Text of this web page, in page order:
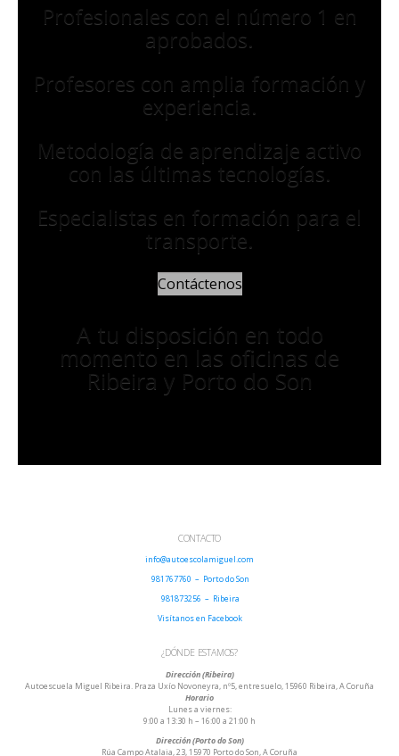
Profesionales con el número 1 en
aprobados.
Profesores con amplia formación y
experiencia.
Metodología de aprendizaje activo
con las últimas tecnologías.
Especialistas en formación para el
transporte.
Contáctenos
A tu disposición en todo
momento en las oficinas de
Ribeira y Porto do Son
CONTACTO
info@autoescolamiguel.com
981767760 – Porto do Son
981873256 – Ribeira
Visítanos en Facebook
¿DÓNDE ESTAMOS?
Dirección (Ribeira)
Autoescuela Miguel Ribeira. Praza Uxío Novoneyra, nº5, entresuelo, 15960 Ribeira, A Coruña
Horario
Lunes a viernes:
9:00 a 13:30 h – 16:00 a 21:00 h
Dirección (Porto do Son)
Rúa Campo Atalaia, 23, 15970 Porto do Son, A Coruña